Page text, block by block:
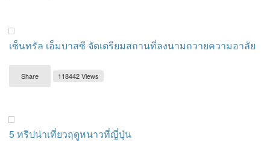
เซ็นทรัล เอ็มบาสซี จัดเตรียมสถานที่ลงนามถวายความอาลัย
Share 118442 Views
5 ทริปน่าเที่ยวฤดูหนาวที่ญี่ปุ่น